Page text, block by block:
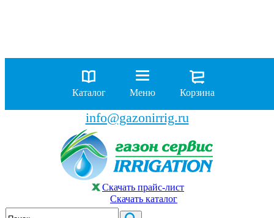
8 (929)
962-00-63
8 (929)
962-01-18
info@gazonirrig.ru
Скачать прайс-лист
Скачать каталог
Каталог Меню Корзина